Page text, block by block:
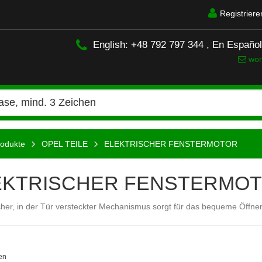
English: +48 792 797 344 , En
OPEL TEILE ELEKTRISCHER FENSTERMOTOR
in der Tür versteckter Mechanismus sorgt für das bequeme